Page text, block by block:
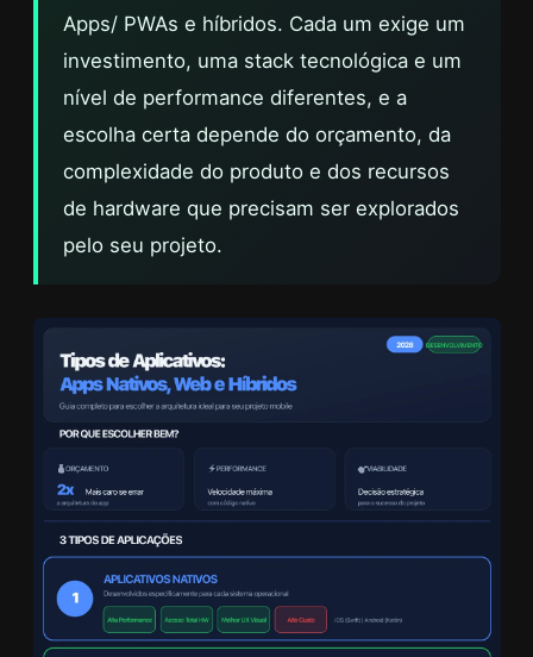
Apps/ PWAs e híbridos. Cada um exige um
investimento, uma stack tecnológica e um
nível de performance diferentes, e a
escolha certa depende do orçamento, da
complexidade do produto e dos recursos
de hardware que precisam ser explorados
pelo seu projeto.